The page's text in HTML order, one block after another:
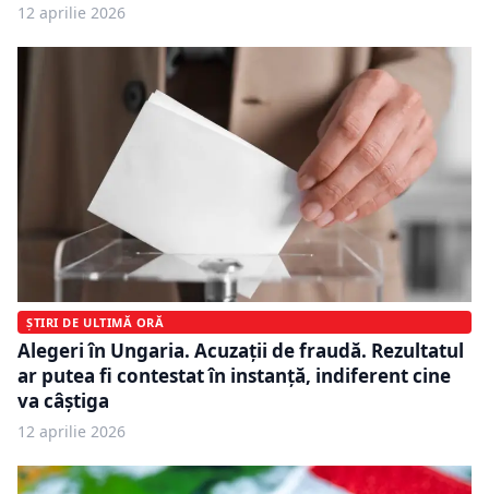
12 aprilie 2026
ȘTIRI DE ULTIMĂ ORĂ
Alegeri în Ungaria. Acuzații de fraudă. Rezultatul
ar putea fi contestat în instanţă, indiferent cine
va câştiga
12 aprilie 2026